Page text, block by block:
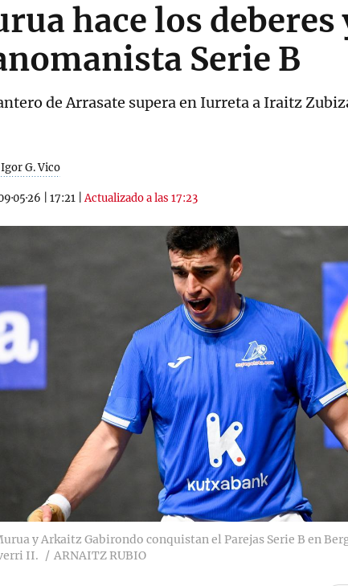
hace los
Serie B
de Arrasate supera en Iurreta a Iraitz
Igor G. Vico
17:21 |Actualizado a las 17:23
y Arkaitz Gabirondo conquistan el Parejas Serie B en
II.
ARNAITZ RUBIO